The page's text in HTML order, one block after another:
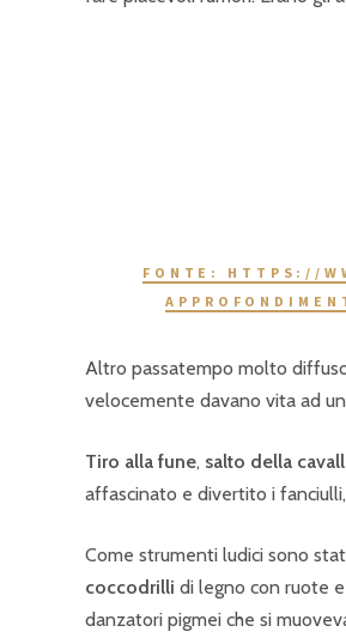
FONTE: HTTPS://
Altro passatempo molto
velocemente davano vita ad
Tiro alla fune, salto della
affascinato e divertito i
Come strumenti ludici sono
coccodrilli di legno con ruote
danzatori pigmei che si